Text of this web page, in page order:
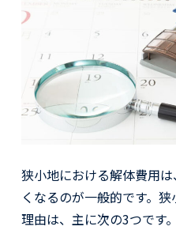
狭小地における解体費用
くなるのが一般的です。
理由は、主に次の3つです。